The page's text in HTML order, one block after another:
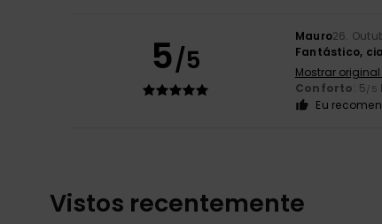
5/5
Mauro26.
Fantástico,
Mostrar
Conforto: 5/5
Eu
Vistos recentemente